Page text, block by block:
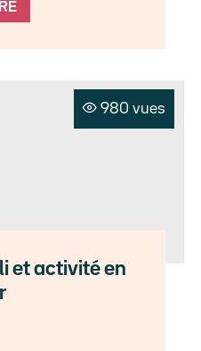
980 vues
et activité en